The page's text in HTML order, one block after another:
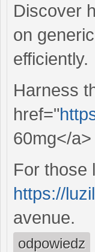
Discover
on
efficiently.
Harness
href="
60mg</
For those
https://
avenue.
odpowiedz